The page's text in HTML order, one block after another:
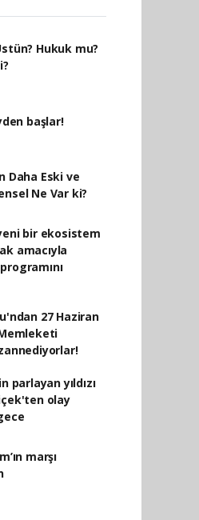
Hukuk mu?
başlar!
Daha Eski ve
Ne Var ki?
bir ekosistem
amacıyla
27 Haziran
parlayan yıldızı
olay
marşı